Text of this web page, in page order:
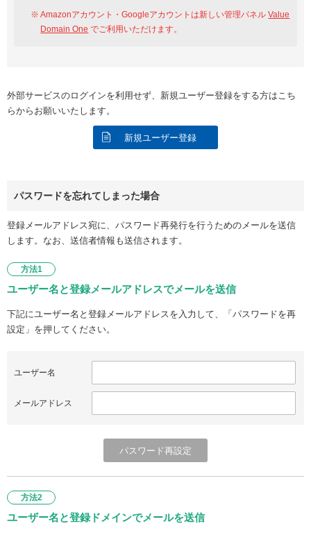
Amazonアカウント・Googleアカウントは新しい管理パネルValue
Domain One でご利用いただけます。
外部サービスのログインを利用せず、新規ユーザー登録をする方はこち
らからお願いいたします。
新規ユーザー登録
パスワードを忘れてしまった場合
登録メールアドレス宛に、パスワード再発行を行うためのメールを送信
します。なお、送信者情報も送信されます。
方法1
ユーザー名と登録メールアドレスでメールを送信
下記にユーザー名と登録メールアドレスを入力して、「パスワードを再
設定」を押してください。
ユーザー名
メールアドレス
方法2
ユーザー名と登録ドメインでメールを送信